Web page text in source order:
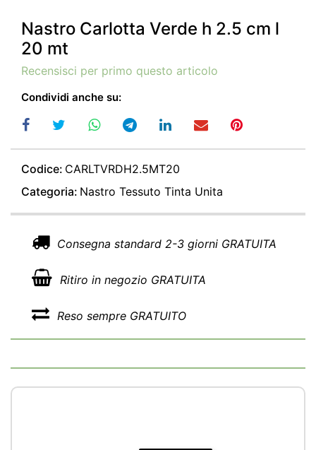
Nastro Carlotta Verde h 2.5 cm l
20 mt
Recensisci per primo questo articolo
Condividi anche su:
Codice: CARLTVRDH2.5MT20
Categoria: Nastro Tessuto Tinta Unita
Consegna standard 2-3 giorni GRATUITA
Ritiro in negozio GRATUITA
Reso sempre GRATUITO